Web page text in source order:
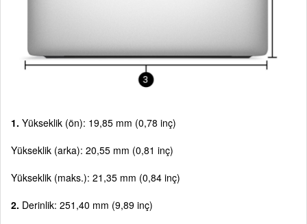
1. Yükseklik (ön): 19,85 mm (0,78 inç)
Yükseklik (arka): 20,55 mm (0,81 inç)
Yükseklik (maks.): 21,35 mm (0,84 inç)
2. Derinlik: 251,40 mm (9,89 inç)